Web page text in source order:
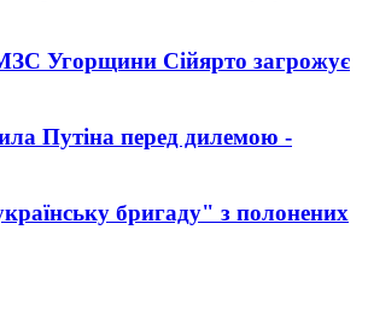
Угорщини Сійярто загрожує
Путіна перед дилемою -
бригаду" з полонених